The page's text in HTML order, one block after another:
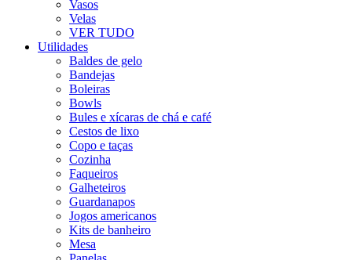
Vasos
Velas
VER TUDO
Utilidades
Baldes de gelo
Bandejas
Boleiras
Bowls
Bules e xícaras de chá e café
Cestos de lixo
Copo e taças
Cozinha
Faqueiros
Galheteiros
Guardanapos
Jogos americanos
Kits de banheiro
Mesa